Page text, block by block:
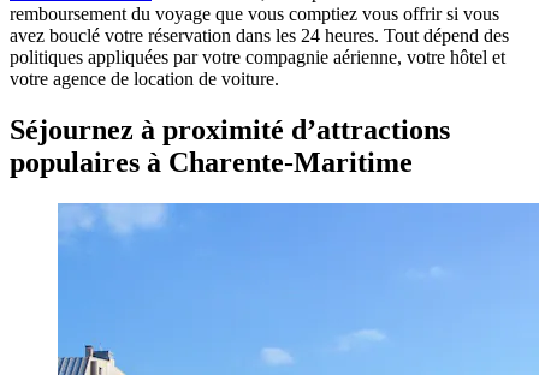
remboursement du voyage que vous comptiez vous offrir si vous
avez bouclé votre réservation dans les 24 heures. Tout dépend des
politiques appliquées par votre compagnie aérienne, votre hôtel et
votre agence de location de voiture.
Séjournez à proximité d’attractions
populaires à Charente-Maritime